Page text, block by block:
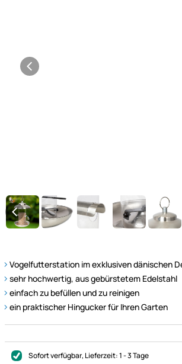
Vogelfutterstation im exklusiven dänischen
sehr hochwertig, aus gebürstetem Edelstahl
einfach zu befüllen und zu reinigen
ein praktischer Hingucker für Ihren Garten
Sofort verfügbar, Lieferzeit:1 - 3 Tage